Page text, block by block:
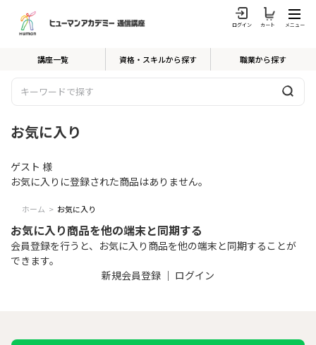
ログイン カート メニュー
講座一覧 資格・スキルから探す 職業から探す
お気に入り
ゲスト 様
お気に入りに登録された商品はありません。
ホーム > お気に入り
お気に入り商品を他の端末と同期する
会員登録を行うと、お気に入り商品を他の端末と同期することが
できます。
新規会員登録 ｜ ログイン